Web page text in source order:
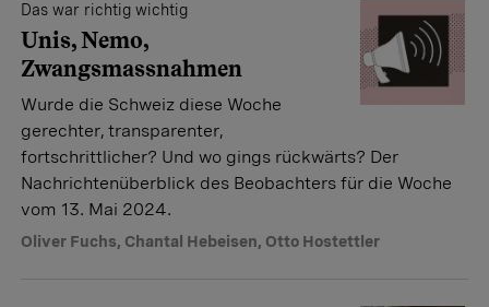
Das war richtig wichtig
Unis, Nemo,
Zwangsmassnahmen
Wurde die Schweiz diese Woche
gerechter, transparenter,
fortschrittlicher? Und wo gings rückwärts? Der
Nachrichtenüberblick des Beobachters für die Woche
vom 13. Mai 2024.
Oliver Fuchs, Chantal Hebeisen, Otto Hostettler